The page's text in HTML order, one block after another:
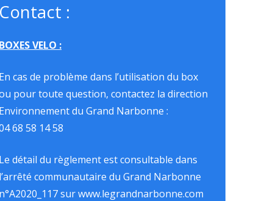
:
VELO :
cas de problème dans l’utilisation du box
pour toute question, contactez la direction
du Grand Narbonne :
68 58 14 58
détail du règlement est consultable dans
communautaire du Grand Narbonne
surwww.legrandnarbonne.com